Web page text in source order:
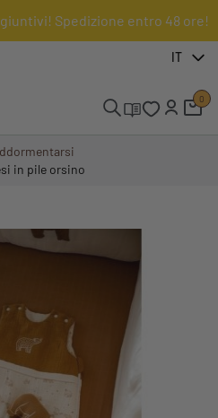
Spedizione entro 48 ore!
IT
0
in pile orsino